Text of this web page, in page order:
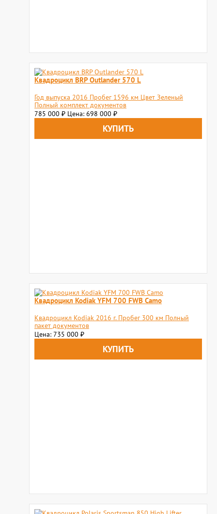
Квадроцикл BRP Outlander 570 L
Год выпуска 2016 Пробег 1596 км Цвет Зеленый
Полный комплект документов
785 000 ₽ Цена: 698 000 ₽
Квадроцикл Kodiak YFM 700 FWB Camo
Квадроцикл Kodiak 2016 г. Пробег 300 км Полный
пакет документов
Цена: 735 000 ₽